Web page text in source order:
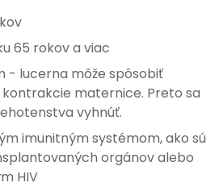
65 rokov a viac
- lucerna môže spôsobiť
maternice. Preto sa
vyhnúť.
imunitným systémom, ako sú
orgánov alebo
HIV